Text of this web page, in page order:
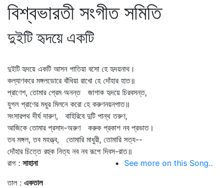
বিশ্বভারতী সংগীত সমিতি
দুইটি হৃদয়ে একটি
দুইটি হৃদয়ে একটি আসন পাতিয়া বসো হে হৃদয়নাথ।
কল্যাণকরে মঙ্গলডোরে বাঁধিয়া রাখো হে দোঁহার হাত॥
প্রাণেশ, তোমার প্রেম অনন্ত জাগাক হৃদয়ে চিরবসন্ত,
যুগল প্রাণের মধুর মিলনে করো হে করুণনয়নপাত॥
সংসারপথ দীর্ঘ দারুণ, বাহিরিবে দুটি পান্থ তরুণ,
আজিকে তোমার প্রসাদ-অরুণ করুক প্রকাশ নব প্রভাত।
তব মঙ্গল, তব মহত্ত্ব, তোমারি মাধুরী, তোমারি সত্য--
দোঁহার চিত্তে রহুক নিত্য নব নব রূপে দিবস-রাত॥
রাগ : সাহানা
তাল : একতাল
See more on this Song..